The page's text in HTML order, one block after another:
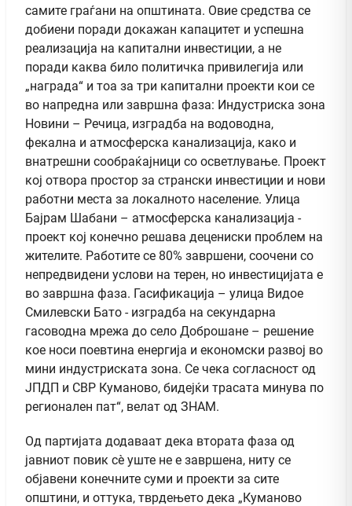
самите граѓани на општината. Овие средства се
добиени поради докажан капацитет и успешна
реализација на капитални инвестиции, а не
поради каква било политичка привилегија или
„награда“ и тоа за три капитални проекти кои се
во напредна или завршна фаза: Индустриска зона
Новини – Речица, изградба на водоводна,
фекална и атмосферска канализација, како и
внатрешни сообраќајници со осветлување. Проект
кој отвора простор за странски инвестиции и нови
работни места за локалното население. Улица
Бајрам Шабани – атмосферска канализација -
проект кој конечно решава децениски проблем на
жителите. Работите се 80% завршени, соочени со
непредвидени услови на терен, но инвестицијата е
во завршна фаза. Гасификација – улица Видое
Смилевски Бато - изградба на секундарна
гасоводна мрежа до село Доброшане – решение
кое носи поевтина енергија и економски развој во
мини индустриската зона. Се чека согласност од
ЈПДП и СВР Куманово, бидејќи трасата минува по
регионален пат“, велат од ЗНАМ.
Од партијата додаваат дека втората фаза од
јавниот повик сè уште не е завршена, ниту се
објавени конечните суми и проекти за сите
општини, и оттука, тврдењето дека „Куманово